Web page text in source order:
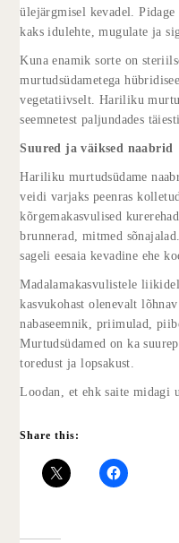
ülejärgmisel kevadel.
kaks idulehte, mugulate ja
Kuna enamik sorte on
murtudsüdametega
vegetatiivselt. Hariliku
seemnetest paljundades
Suured ja väiksed naabrid
Hariliku murtudsüdame
veidi varjaks peenras
kõrgemakasvulised
brunnerad, mitmed
sageli eesaia kevadine ehe
Madalamakasvulistele
kasvukohast olenevalt
nabaseemnik, priimulad,
Murtudsüdamed on ka
toredust ja lopsakust.
Loodan, et ehk saite midagi
Share this: